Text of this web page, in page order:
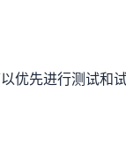
优先进行测试和